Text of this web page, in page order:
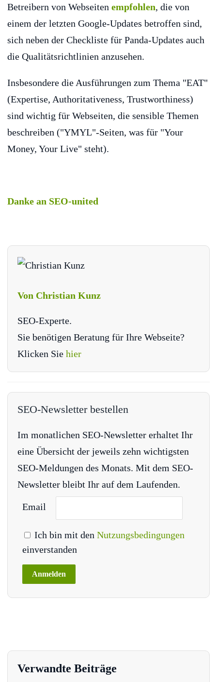
Betreibern von Webseiten empfohlen, die von
einem der letzten Google-Updates betroffen sind,
sich neben der Checkliste für Panda-Updates auch
die Qualitätsrichtlinien anzusehen.
Insbesondere die Ausführungen zum Thema "EAT"
(Expertise, Authoritativeness, Trustworthiness)
sind wichtig für Webseiten, die sensible Themen
beschreiben ("YMYL"-Seiten, was für "Your
Money, Your Live" steht).
Danke an SEO-united
Von Christian Kunz
SEO-Experte.
Sie benötigen Beratung für Ihre Webseite?
Klicken Sie hier
SEO-Newsletter bestellen
Im monatlichen SEO-Newsletter erhaltet Ihr
eine Übersicht der jeweils zehn wichtigsten
SEO-Meldungen des Monats. Mit dem SEO-
Newsletter bleibt Ihr auf dem Laufenden.
Email
Ich bin mit den Nutzungsbedingungen
einverstanden
Verwandte Beiträge